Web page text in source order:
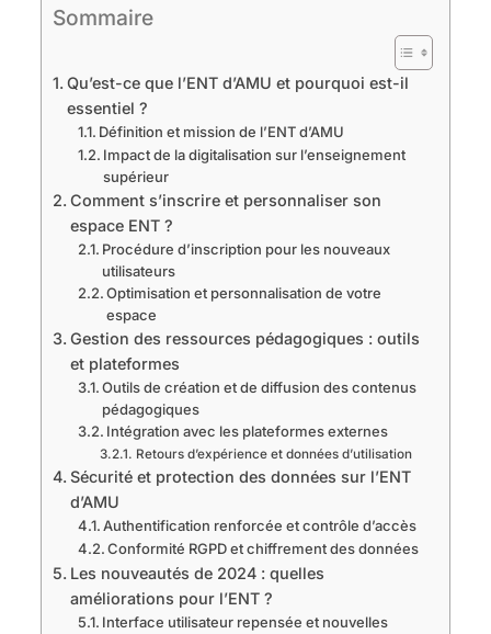
Sommaire
Qu’est-ce que l’ENT d’AMU et pourquoi est-il
essentiel ?
Définition et mission de l’ENT d’AMU
Impact de la digitalisation sur l’enseignement
supérieur
Comment s’inscrire et personnaliser son
espace ENT ?
Procédure d’inscription pour les nouveaux
utilisateurs
Optimisation et personnalisation de votre
espace
Gestion des ressources pédagogiques : outils
et plateformes
Outils de création et de diffusion des contenus
pédagogiques
Intégration avec les plateformes externes
Retours d’expérience et données d’utilisation
Sécurité et protection des données sur l’ENT
d’AMU
Authentification renforcée et contrôle d’accès
Conformité RGPD et chiffrement des données
Les nouveautés de 2024 : quelles
améliorations pour l’ENT ?
Interface utilisateur repensée et nouvelles